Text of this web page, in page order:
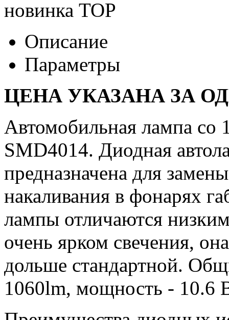
новинка TOP
Описание
Параметры
ЦЕНА УКАЗАНА ЗА
Автомобильная лампа
SMD4014. Диодная
предназначена для
накаливания в фонарях
лампы отличаются
очень ярком свечения,
дольше стандартной.
1060lm, мощность - 10.6